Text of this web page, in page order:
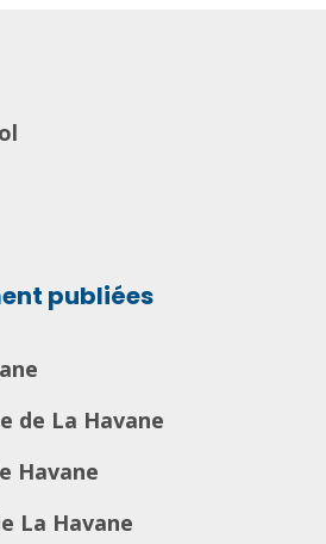
publiées
de La Havane
Havane
La Havane